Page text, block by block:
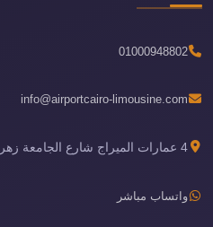
01000948802
info@airportcairo-limousine.com
4 عمارات الميراج شارع الجامعة زهراء مدينة نصر القاهرة مصر
واتساب مباشر